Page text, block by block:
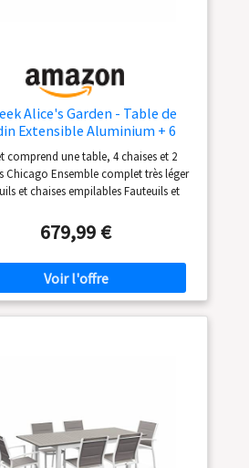
Alice's Garden - Table de
Extensible Aluminium + 6
- Chicago 210 Gris - Table en
150/210cm avec rallonge
et 6 assises en textilène
comprend une table, 4 chaises et 2
Chicago Ensemble complet très léger
et chaises empilables Fauteuils et
679,99 €